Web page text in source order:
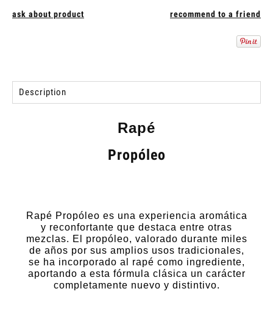
ask about product recommend to a friend
Description
Rapé
Propóleo
Rapé Propóleo es una experiencia aromática
y reconfortante que destaca entre otras
mezclas. El propóleo, valorado durante miles
de años por sus amplios usos tradicionales,
se ha incorporado al rapé como ingrediente,
aportando a esta fórmula clásica un carácter
completamente nuevo y distintivo.